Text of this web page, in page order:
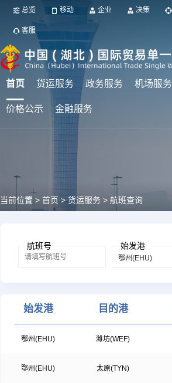
总览 移动 企业 决策
客服
首页 货运服务 政务服务 机场服务
价格公示 金融服务
当前位置 > 首页 > 货运服务 > 航班查询
航班号 始发港
始发港 目的港
鄂州(EHU) 潍坊(WEF)
鄂州(EHU) 太原(TYN)